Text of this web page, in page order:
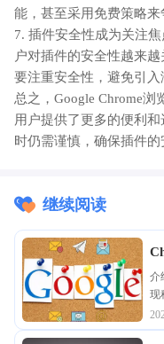
能，甚至采用免费策略来
7. 插件安全性成为关注
户对插件的安全性越来
要注重安全性，避免引入
总之，Google Chrome
用户提供了更多的便利
时仍需谨慎，确保插件的
继续阅读
介
现
求